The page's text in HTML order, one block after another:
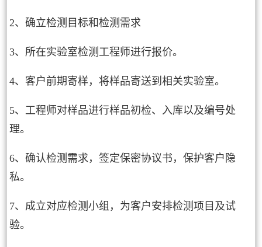
2、确立检测目标和检测需求
3、所在实验室检测工程师进行报价。
4、客户前期寄样，将样品寄送到相关实验室。
5、工程师对样品进行样品初检、入库以及编号处
理。
6、确认检测需求，签定保密协议书，保护客户隐
私。
7、成立对应检测小组，为客户安排检测项目及试
验。